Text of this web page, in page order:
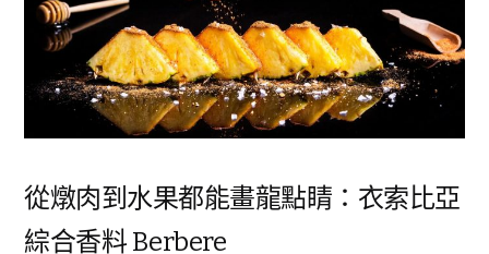
從燉肉到水果都能畫龍點睛：衣索比亞
綜合香料 Berbere